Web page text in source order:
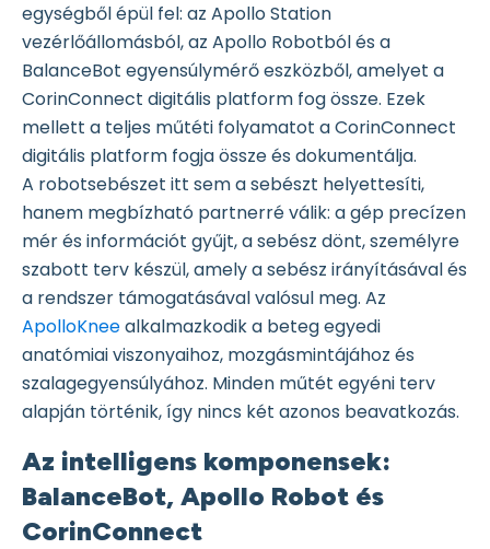
egységből épül fel: az Apollo Station
vezérlőállomásból, az Apollo Robotból és a
BalanceBot egyensúlymérő eszközből, amelyet a
CorinConnect digitális platform fog össze. Ezek
mellett a teljes műtéti folyamatot a CorinConnect
digitális platform fogja össze és dokumentálja.
A robotsebészet itt sem a sebészt helyettesíti,
hanem megbízható partnerré válik: a gép precízen
mér és információt gyűjt, a sebész dönt, személyre
szabott terv készül, amely a sebész irányításával és
a rendszer támogatásával valósul meg. Az
ApolloKneealkalmazkodik a beteg egyedi
anatómiai viszonyaihoz, mozgásmintájához és
szalagegyensúlyához. Minden műtét egyéni terv
alapján történik, így nincs két azonos beavatkozás.
Az intelligens komponensek:
BalanceBot, Apollo Robot és
CorinConnect